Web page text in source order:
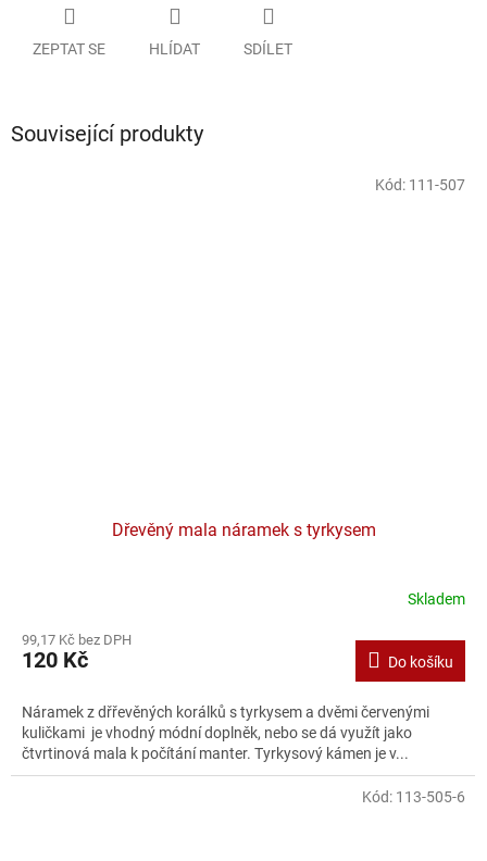
ZEPTAT SE HLÍDAT SDÍLET
Související produkty
Dřevěný mala náramek s tyrkysem
Skladem
99,17 Kč bez DPH
120 Kč Do košíku
Náramek z dřřevěných korálků s tyrkysem a dvěmi červenými
kuličkami je vhodný módní doplněk, nebo se dá využít jako
čtvrtinová mala k počítání manter. Tyrkysový kámen je v...
Kód: 111-507
Kód: 113-505-6